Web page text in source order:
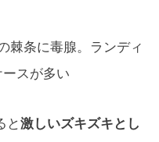
棘条に毒腺。ランディ
スが多い
と激しいズキズキとし